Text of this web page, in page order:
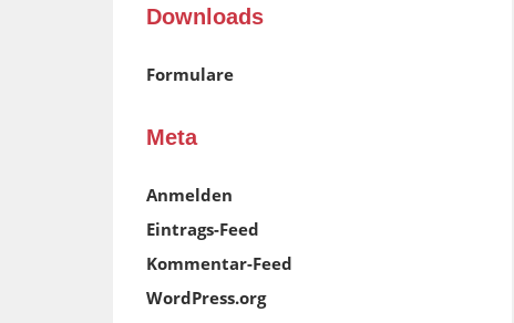
Downloads
Formulare
Meta
Anmelden
Eintrags-Feed
Kommentar-Feed
WordPress.org